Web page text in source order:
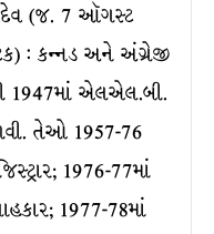
(જ. 7 ઑગસ્ટ
: કન્નડ અને અંગ્રેજી
1947માં એલએલ.બી.
તેઓ 1957-76
1976-77માં
1977-78માં